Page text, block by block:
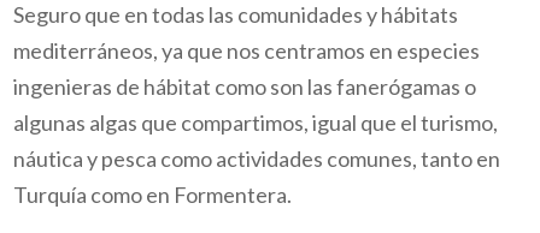
Seguro que en todas las comunidades y hábitats
mediterráneos, ya que nos centramos en especies
ingenieras de hábitat como son las fanerógamas o
algunas algas que compartimos, igual que el turismo,
náutica y pesca como actividades comunes, tanto en
Turquía como en Formentera.